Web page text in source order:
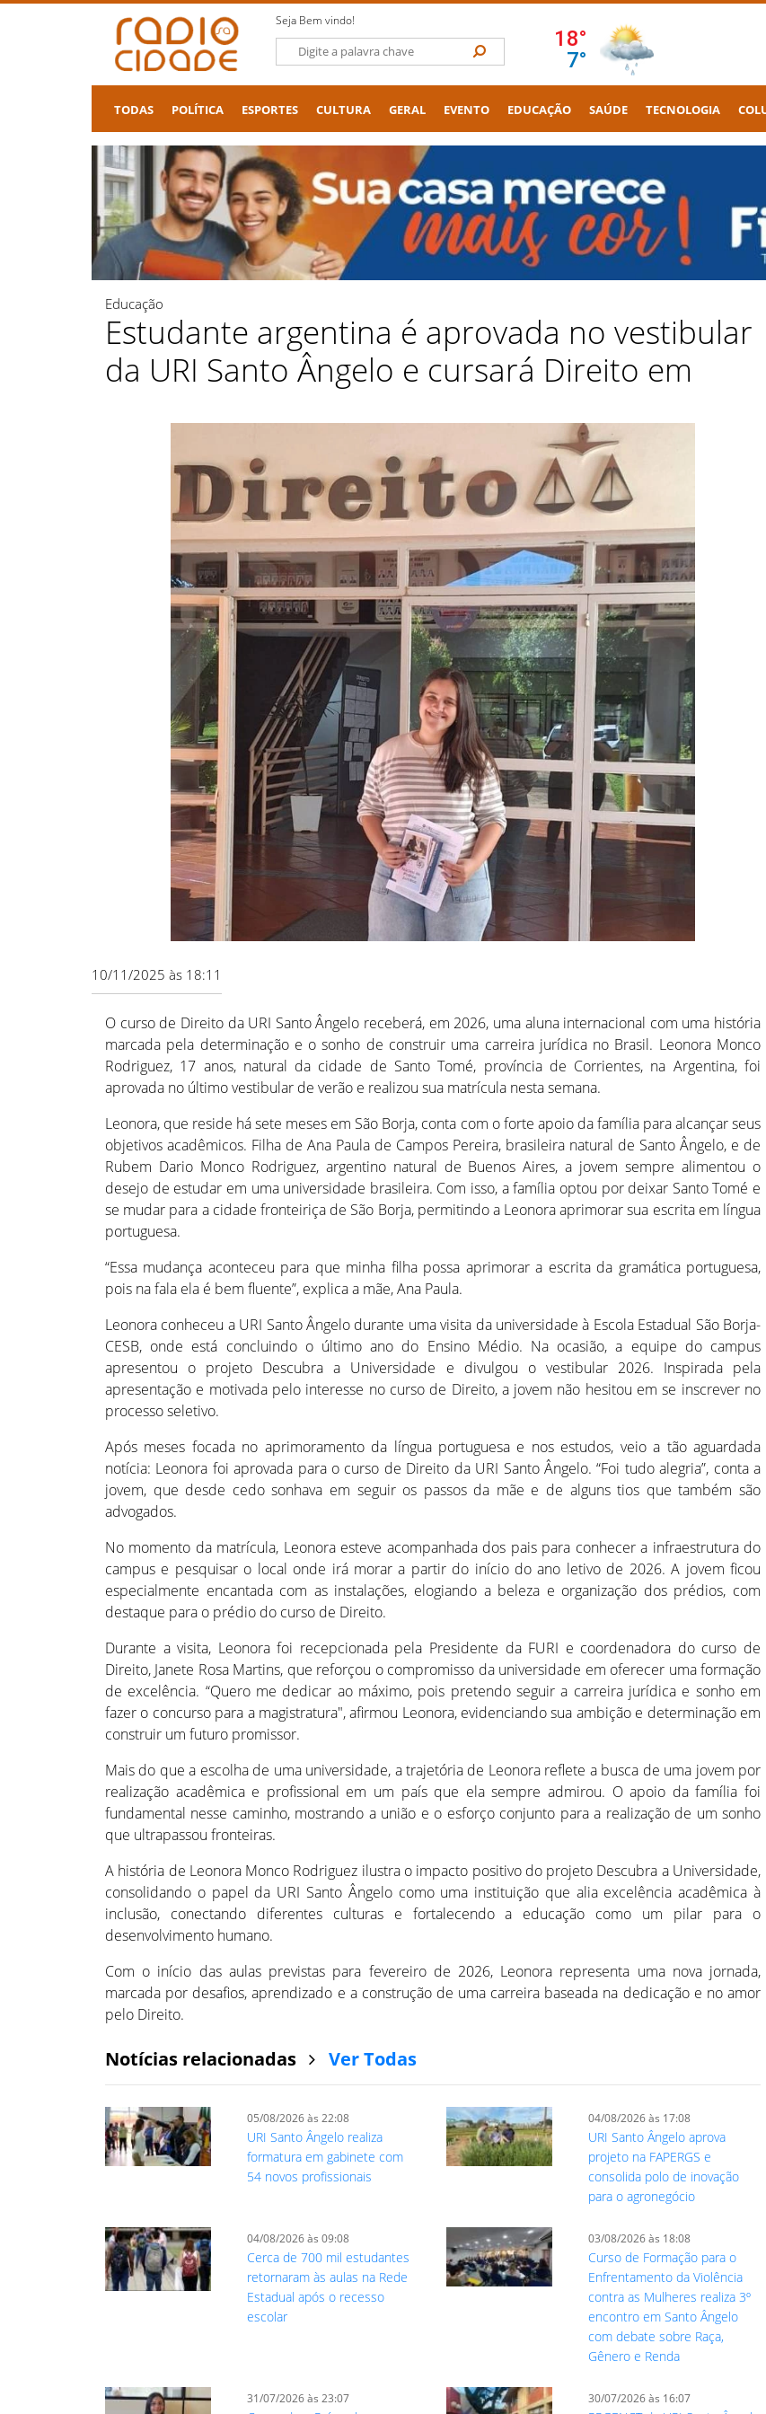
Seja Bem vindo!
TODAS POLÍTICA ESPORTES CULTURA GERAL EVENTO EDUCAÇÃO SAÚDE TECNOLOGIA
Educação
Estudante argentina é aprovada no vestibular
da URI Santo Ângelo e cursará Direito em
10/11/2025 às 18:11
O curso de Direito da URI Santo Ângelo receberá, em 2026, uma aluna internacional com uma história
marcada pela determinação e o sonho de construir uma carreira jurídica no Brasil. Leonora Monco
Rodriguez, 17 anos, natural da cidade de Santo Tomé, província de Corrientes, na Argentina, foi
aprovada no último vestibular de verão e realizou sua matrícula nesta semana.
Leonora, que reside há sete meses em São Borja, conta com o forte apoio da família para alcançar seus
objetivos acadêmicos. Filha de Ana Paula de Campos Pereira, brasileira natural de Santo Ângelo, e de
Rubem Dario Monco Rodriguez, argentino natural de Buenos Aires, a jovem sempre alimentou o
desejo de estudar em uma universidade brasileira. Com isso, a família optou por deixar Santo Tomé e
se mudar para a cidade fronteiriça de São Borja, permitindo a Leonora aprimorar sua escrita em língua
portuguesa.
“Essa mudança aconteceu para que minha filha possa aprimorar a escrita da gramática portuguesa,
pois na fala ela é bem fluente”, explica a mãe, Ana Paula.
Leonora conheceu a URI Santo Ângelo durante uma visita da universidade à Escola Estadual São Borja-
CESB, onde está concluindo o último ano do Ensino Médio. Na ocasião, a equipe do campus
apresentou o projeto Descubra a Universidade e divulgou o vestibular 2026. Inspirada pela
apresentação e motivada pelo interesse no curso de Direito, a jovem não hesitou em se inscrever no
processo seletivo.
Após meses focada no aprimoramento da língua portuguesa e nos estudos, veio a tão aguardada
notícia: Leonora foi aprovada para o curso de Direito da URI Santo Ângelo. “Foi tudo alegria”, conta a
jovem, que desde cedo sonhava em seguir os passos da mãe e de alguns tios que também são
advogados.
No momento da matrícula, Leonora esteve acompanhada dos pais para conhecer a infraestrutura do
campus e pesquisar o local onde irá morar a partir do início do ano letivo de 2026. A jovem ficou
especialmente encantada com as instalações, elogiando a beleza e organização dos prédios, com
destaque para o prédio do curso de Direito.
Durante a visita, Leonora foi recepcionada pela Presidente da FURI e coordenadora do curso de
Direito, Janete Rosa Martins, que reforçou o compromisso da universidade em oferecer uma formação
de excelência. “Quero me dedicar ao máximo, pois pretendo seguir a carreira jurídica e sonho em
fazer o concurso para a magistratura", afirmou Leonora, evidenciando sua ambição e determinação em
construir um futuro promissor.
Mais do que a escolha de uma universidade, a trajetória de Leonora reflete a busca de uma jovem por
realização acadêmica e profissional em um país que ela sempre admirou. O apoio da família foi
fundamental nesse caminho, mostrando a união e o esforço conjunto para a realização de um sonho
que ultrapassou fronteiras.
A história de Leonora Monco Rodriguez ilustra o impacto positivo do projeto Descubra a Universidade,
consolidando o papel da URI Santo Ângelo como uma instituição que alia excelência acadêmica à
inclusão, conectando diferentes culturas e fortalecendo a educação como um pilar para o
desenvolvimento humano.
Com o início das aulas previstas para fevereiro de 2026, Leonora representa uma nova jornada,
marcada por desafios, aprendizado e a construção de uma carreira baseada na dedicação e no amor
pelo Direito.
Notícias relacionadas Ver Todas
05/08/2026 às 22:08
URI Santo Ângelo realiza
formatura em gabinete com
54 novos profissionais
04/08/2026 às 17:08
URI Santo Ângelo aprova
projeto na FAPERGS e
consolida polo de inovação
para o agronegócio
04/08/2026 às 09:08
Cerca de 700 mil estudantes
retornaram às aulas na Rede
Estadual após o recesso
escolar
03/08/2026 às 18:08
Curso de Formação para o
Enfrentamento da Violência
contra as Mulheres realiza 3º
encontro em Santo Ângelo
com debate sobre Raça,
Gênero e Renda
31/07/2026 às 23:07 30/07/2026 às 16:07